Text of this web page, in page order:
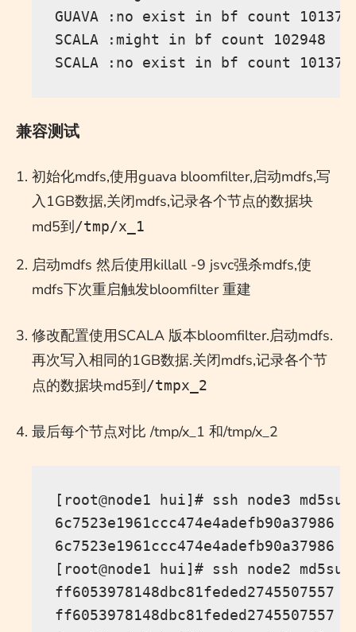
GUAVA :no exist in bf count
SCALA :might in bf count 102948
兼容测试
初始化mdfs,使用guava bloomfilter,启动mdfs,写
入1GB数据,关闭mdfs,记录各个节点的数据块
md5到/tmp/x_1
启动mdfs 然后使用killall -9 jsvc强杀mdfs,使
mdfs下次重启触发bloomfilter 重建
修改配置使用SCALA 版本bloomfilter.启动mdfs.
再次写入相同的1GB数据.关闭mdfs,记录各个节
点的数据块md5到/tmpx_2
最后每个节点对比 /tmp/x_1 和/tmp/x_2
[root@node1 hui]# ssh node3
6c7523e1961ccc474e4adefb90a37986
6c7523e1961ccc474e4adefb90a37986
[root@node1 hui]# ssh node2
ff6053978148dbc81feded2745507557
ff6053978148dbc81feded2745507557